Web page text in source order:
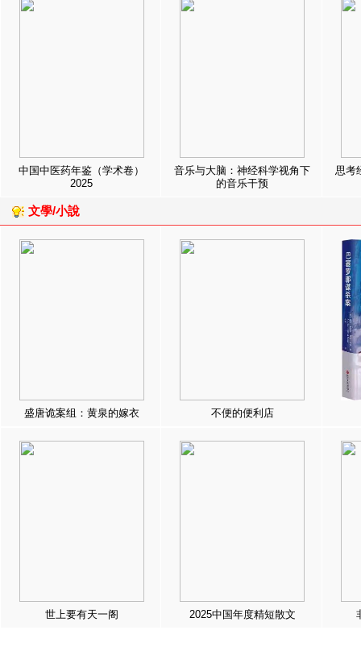
中国中医药年鉴（学术卷）
2025
音乐与大脑：神经科学视角下
的音乐干预
思考
文學/小說
盛唐诡案组：黄泉的嫁衣 不便的便利店
世上要有天一阁 2025中国年度精短散文